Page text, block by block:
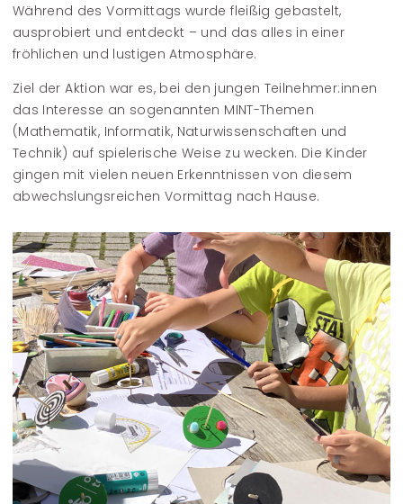
Während des Vormittags wurde fleißig gebastelt,
ausprobiert und entdeckt – und das alles in einer
fröhlichen und lustigen Atmosphäre.
Ziel der Aktion war es, bei den jungen Teilnehmer:innen
das Interesse an sogenannten MINT-Themen
(Mathematik, Informatik, Naturwissenschaften und
Technik) auf spielerische Weise zu wecken. Die Kinder
gingen mit vielen neuen Erkenntnissen von diesem
abwechslungsreichen Vormittag nach Hause.